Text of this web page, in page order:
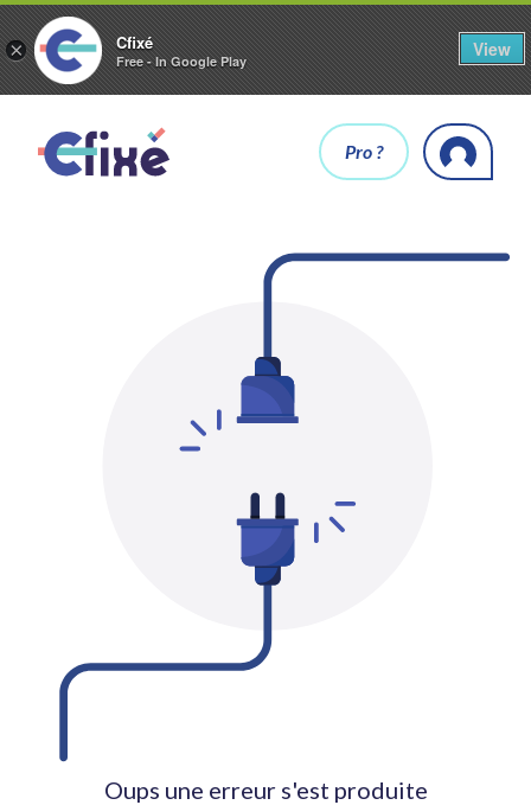
× Cfixé
Free - In Google Play
View
Pro ?
Oups une erreur s'est produite